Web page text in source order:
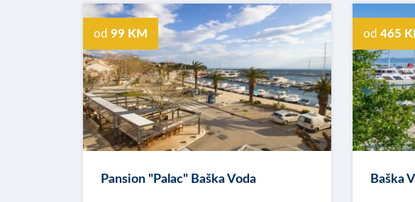
od 99 KM
Pansion "Palac" Baška Voda
od 465
Baška